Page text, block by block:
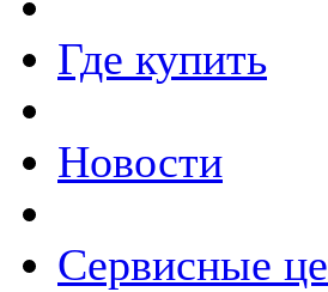
Где купить
Новости
Сервисные